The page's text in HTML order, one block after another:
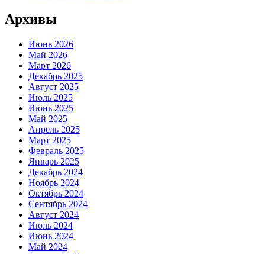
Архивы
Июнь 2026
Май 2026
Март 2026
Декабрь 2025
Август 2025
Июль 2025
Июнь 2025
Май 2025
Апрель 2025
Март 2025
Февраль 2025
Январь 2025
Декабрь 2024
Ноябрь 2024
Октябрь 2024
Сентябрь 2024
Август 2024
Июль 2024
Июнь 2024
Май 2024